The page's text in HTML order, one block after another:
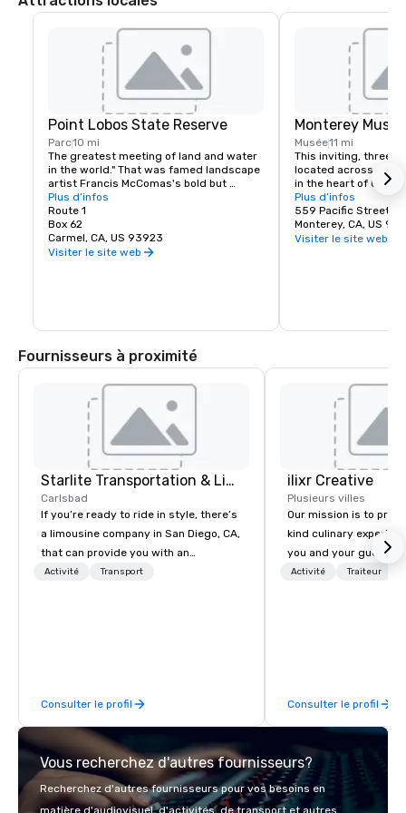
Point Lobos State Reserve
Parc10 mi
The greatest meeting of land and water
in the world." That was famed landscape
artist Francis McComas's bold but
justified claim for Point Lobos. All who
come here agree that the beauty of this
tree-clad headland is unequaled.
Plus d’infos
Route 1
Box 62
Carmel, CA, US 93923
Visiter le site web
Monterey
Musée11 mi
This inviting, three-
located across from
in the heart of Old
features eight
exhibitions of
California painting,
contemporary art.
available at the
Plus d’infos
559 Pacific Street
Monterey, CA, US
Visiter le site web
Fournisseurs à proximité
Starlite Transportation & Limousines
Carlsbad
If you’re ready to ride in style, there’s
a limousine company in San Diego, CA,
that can provide you with an
impressive range of modern options.
Transportation Service for small &
large groups.
Activité Transport
Consulter le profil
ilixr Creative
Plusieurs villes
Our mission is to
kind culinary
you and your guests
memories and
catering industry.
Activité Traiteur
Consulter le profil
Vous recherchez d'autres fournisseurs?
Recherchez d'autres fournisseurs pour vos besoins en